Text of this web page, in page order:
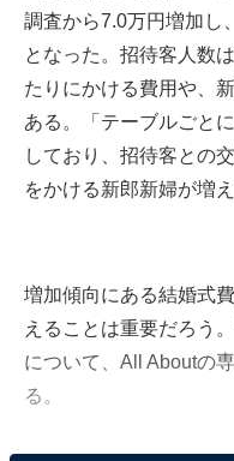
調査から7.0万円増加し
となった。招待客人数
たりにかける費用や、
ある。「テーブルごと
しており、招待客との
をかける新郎新婦が増
増加傾向にある結婚式
えることは重要だろう
について、All Aboutの
る。